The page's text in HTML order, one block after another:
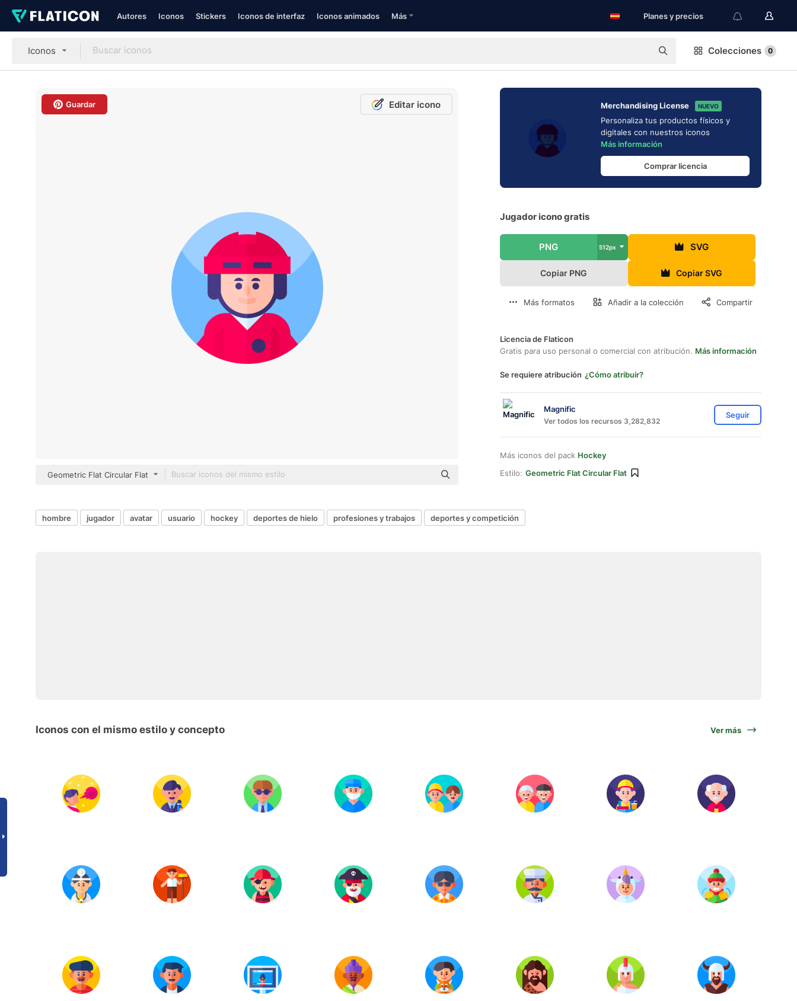
Autores Iconos Stickers Iconos de interfaz Iconos animados Más Planes y precios
Iconos Colecciones 0
Guardar Editar icono
Geometric Flat Circular Flat
Merchandising License NUEVO
Personaliza tus productos físicos y
digitales con nuestros iconos
Más información
Comprar licencia
Jugador icono gratis
PNG 512px SVG
Copiar PNG Copiar SVG
Más formatos Añadir a la colección Compartir
Licencia de Flaticon
Gratis para uso personal o comercial con atribución. Más información
Se requiere atribución ¿Cómo atribuir?
Magnific
Ver todos los recursos 3,282,832
Seguir
Más iconos del pack Hockey
Estilo: Geometric Flat Circular Flat
hombre jugador avatar usuario hockey deportes de hielo profesiones y trabajos deportes y competición
Iconos con el mismo estilo y concepto Ver más